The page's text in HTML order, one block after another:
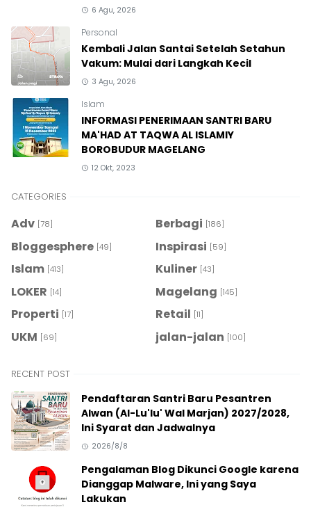
6 Agu, 2026
Personal
Kembali Jalan Santai Setelah Setahun
Vakum: Mulai dari Langkah Kecil
3 Agu, 2026
Islam
INFORMASI PENERIMAAN SANTRI BARU
MA'HAD AT TAQWA AL ISLAMIY
BOROBUDUR MAGELANG
12 Okt, 2023
CATEGORIES
Adv [78] Berbagi [186]
Bloggesphere [49] Inspirasi [59]
Islam [413] Kuliner [43]
LOKER [14] Magelang [145]
Properti [17] Retail [11]
UKM [69] jalan-jalan [100]
RECENT POST
Pendaftaran Santri Baru Pesantren
Alwan (Al-Lu'lu' Wal Marjan) 2027/2028,
Ini Syarat dan Jadwalnya
2026/8/8
Pengalaman Blog Dikunci Google karena
Dianggap Malware, Ini yang Saya
Lakukan